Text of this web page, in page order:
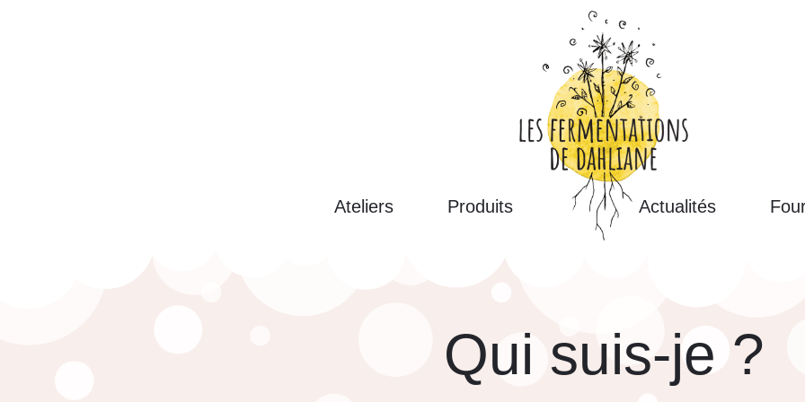
Ateliers Produits Actualités
Qui suis-je ?